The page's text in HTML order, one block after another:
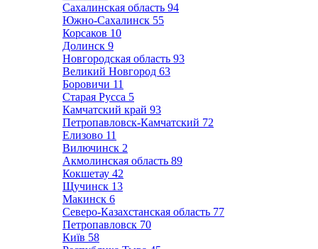
Сахалинская область 94
Южно-Сахалинск 55
Корсаков 10
Долинск 9
Новгородская область 93
Великий Новгород 63
Боровичи 11
Старая Русса 5
Камчатский край 93
Петропавловск-Камчатский 72
Елизово 11
Вилючинск 2
Акмолинская область 89
Кокшетау 42
Щучинск 13
Макинск 6
Северо-Казахстанская область 77
Петропавловск 70
Київ 58